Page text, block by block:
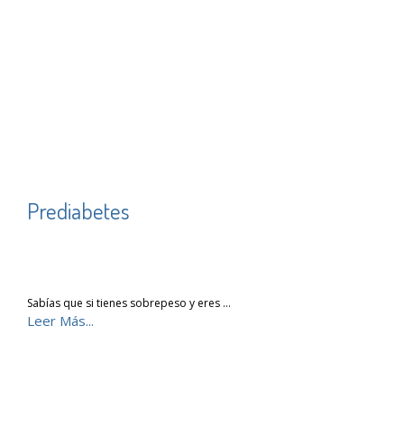
Prediabetes
Sabías que si tienes sobrepeso y eres …
Leer Más...